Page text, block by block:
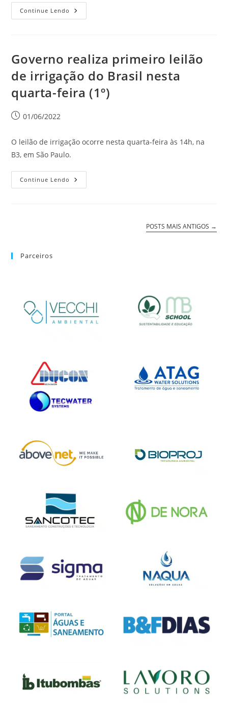
Continue Lendo
Governo realiza primeiro leilão
de irrigação do Brasil nesta
quarta-feira (1º)
01/06/2022
O leilão de irrigação ocorre nesta quarta-feira às 14h, na
B3, em São Paulo.
Continue Lendo
POSTS MAIS ANTIGOS →
Parceiros